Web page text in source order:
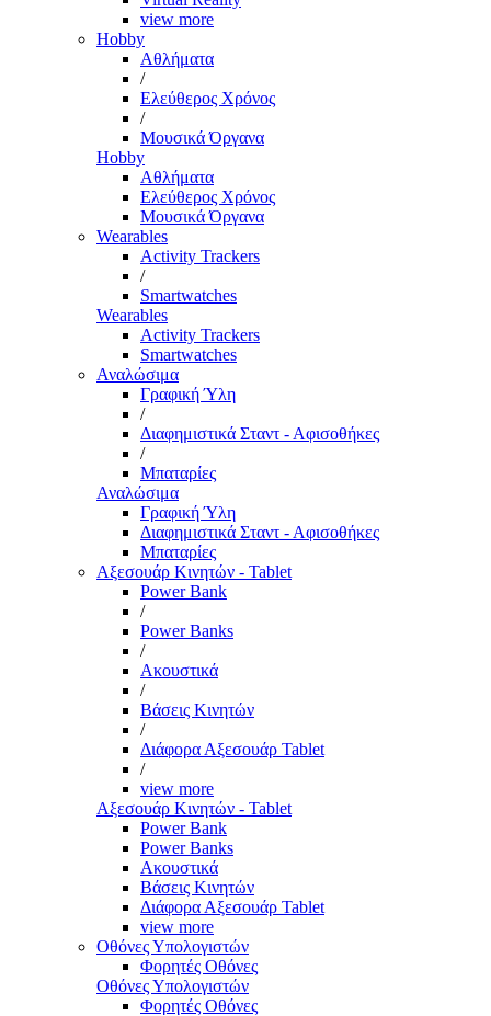
view more
Hobby
Αθλήματα
/
Ελεύθερος Χρόνος
/
Μουσικά Όργανα
Hobby
Αθλήματα
Ελεύθερος Χρόνος
Μουσικά Όργανα
Wearables
Activity Trackers
/
Smartwatches
Wearables
Activity Trackers
Smartwatches
Αναλώσιμα
Γραφική Ύλη
/
Διαφημιστικά Σταντ - Αφισοθήκες
/
Μπαταρίες
Αναλώσιμα
Γραφική Ύλη
Διαφημιστικά Σταντ - Αφισοθήκες
Μπαταρίες
Αξεσουάρ Κινητών - Tablet
Power Bank
/
Power Banks
/
Ακουστικά
/
Βάσεις Κινητών
/
Διάφορα Αξεσουάρ Tablet
/
view more
Αξεσουάρ Κινητών - Tablet
Power Bank
Power Banks
Ακουστικά
Βάσεις Κινητών
Διάφορα Αξεσουάρ Tablet
view more
Οθόνες Υπολογιστών
Φορητές Οθόνες
Οθόνες Υπολογιστών
Φορητές Οθόνες